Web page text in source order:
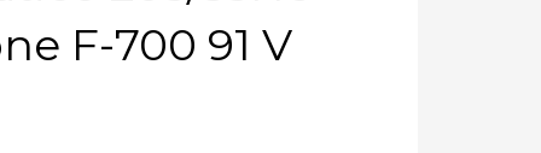
F-700 91 V